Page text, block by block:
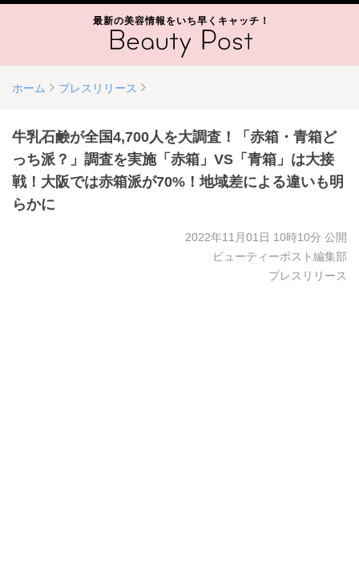
最新の美容情報をいち早くキャッチ！
ホーム プレスリリース
牛乳石鹸が全国4,700人を大調査！「赤箱・青箱ど
っち派？」調査を実施「赤箱」VS「青箱」は大接
戦！大阪では赤箱派が70%！地域差による違いも明
らかに
2022年11月01日 10時10分 公開
ビューティーポスト編集部
プレスリリース